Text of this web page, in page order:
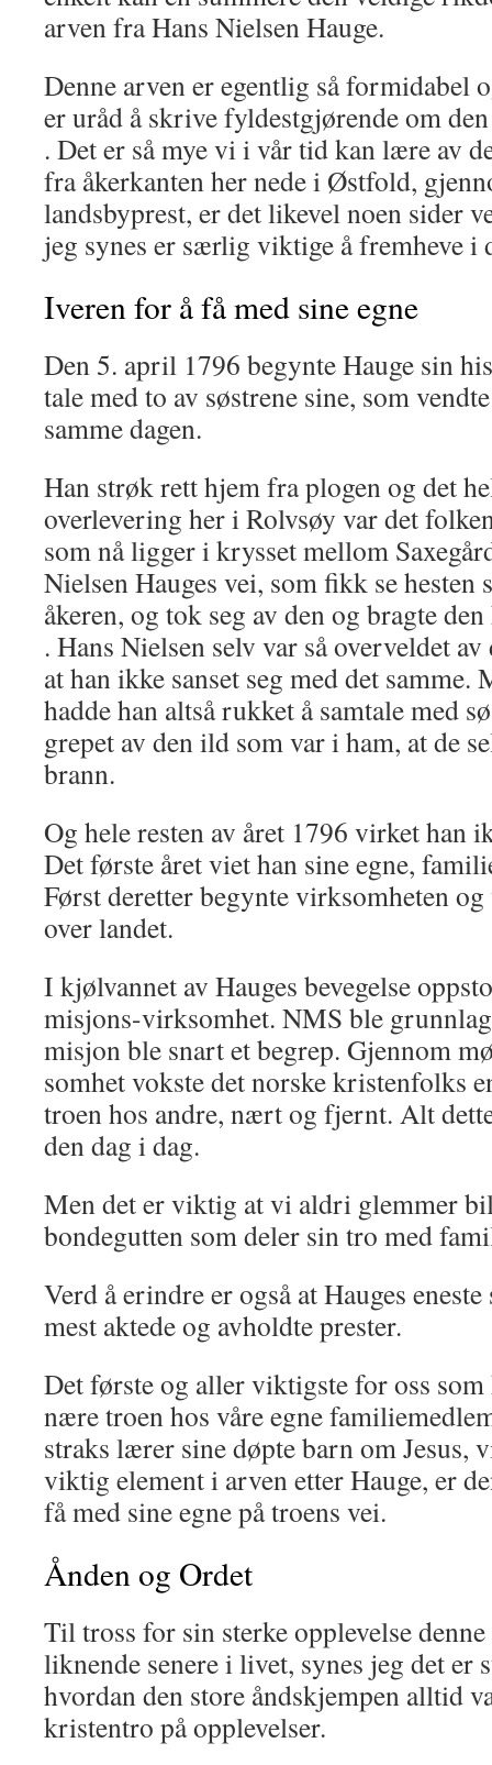
arven fra Hans Nielsen Hauge.
Denne arven er egentlig så formida­bel
er uråd å skrive fyldestgjørende om
. Det er så mye vi i vår tid kan lære av
fra åkerkanten her nede i Østfold,
landsbyprest, er det likevel noen sider
jeg synes er særlig viktige å frem­heve i
Iveren for å få med sine egne
Den 5. april 1796 begynte Hauge sin
tale med to av søstrene sine, som
samme dagen.
Han strøk rett hjem fra plogen og det
overlevering her i Rolvsøy var det
som nå ligger i krysset mellom
Nielsen Hau­ges vei, som fikk se hesten
åkeren, og tok seg av den og bragte
. Hans Nielsen selv var så overveldet
at han ikke sanset seg med det samme.
hadde han altså rukket å samtale med
grepet av den ild som var i ham, at de
brann.
Og hele resten av året 1796 virket han
Det første året viet han sine egne,
Først deretter begynte virksomheten og
over landet.
I kjølvannet av Hauges bevegelse
misjons-virksomhet. NMS ble
misjon ble snart et begrep. Gjennom
somhet vokste det norske kristenfolks
troen hos an­dre, nært og fjernt. Alt
den dag i dag.
Men det er viktig at vi aldri glemmer
bondegutten som deler sin tro med
Verd å erindre er også at Hauges
mest akte­de og avholdte prester.
Det første og aller viktigste for oss
nære troen hos våre egne
straks lærer sine døpte barn om Jesus,
viktig element i arven etter Hauge, er
få med sine egne på troens vei.
Ånden og Ordet
Til tross for sin sterke opplevelse
liknende senere i li­vet, synes jeg det er
hvordan den store åndskjempen alltid
kristentro på opplevel­ser.